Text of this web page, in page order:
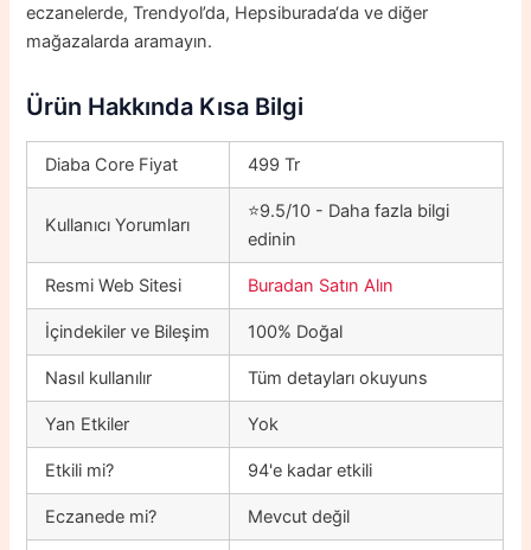
eczanelerde, Trendyol’da, Hepsiburada‘da ve diğer
mağazalarda aramayın.
Ürün Hakkında Kısa Bilgi
Diaba Core Fiyat 499 Tr
Kullanıcı Yorumları
⭐9.5/10 - Daha fazla bilgi
edinin
Resmi Web Sitesi Buradan Satın Alın
İçindekiler ve Bileşim 100% Doğal
Nasıl kullanılır Tüm detayları okuyuns
Yan Etkiler Yok
Etkili mi? 94'e kadar etkili
Eczanede mi? Mevcut değil